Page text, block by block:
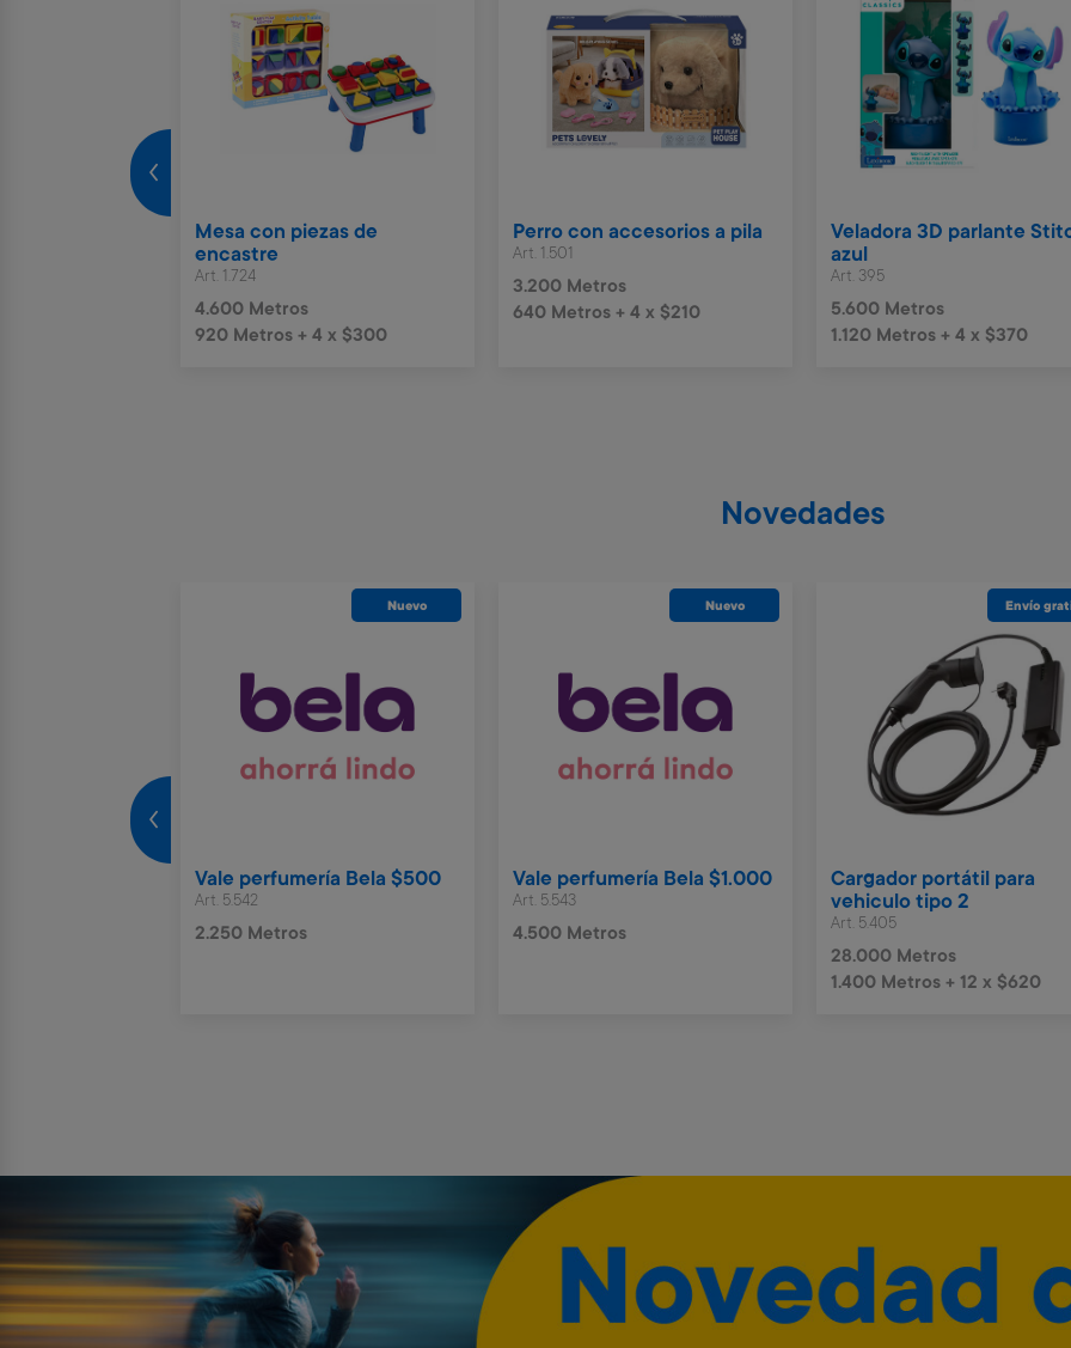
Mesa con piezas de
encastre
Art. 1.724
4.600 Metros
920 Metros + 4 x $300
Perro con accesorios a pila
Art. 1.501
3.200 Metros
640 Metros + 4 x $210
Veladora 3D parlante
azul
Art. 395
5.600 Metros
1.120 Metros + 4 x $370
Novedades
Nuevo
Vale perfumería Bela $500
Art. 5.542
2.250 Metros
Nuevo
Vale perfumería Bela $1.000
Art. 5.543
4.500 Metros
Envío
Cargador portátil para
vehiculo tipo 2
Art. 5.405
28.000 Metros
1.400 Metros + 12 x $620